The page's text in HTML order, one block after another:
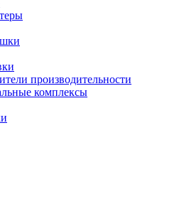
производительности
комплексы